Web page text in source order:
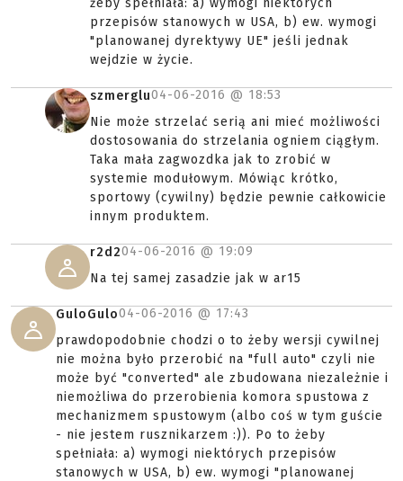
przepisów stanowych w USA, b) ew. wymogi
"planowanej dyrektywy UE" jeśli jednak
wejdzie w życie.
szmerglu04-06-2016 @ 18:53
Nie może strzelać serią ani mieć możliwości
dostosowania do strzelania ogniem ciągłym.
Taka mała zagwozdka jak to zrobić w
systemie modułowym. Mówiąc krótko,
sportowy (cywilny) będzie pewnie całkowicie
innym produktem.
r2d204-06-2016 @ 19:09
Na tej samej zasadzie jak w ar15
GuloGulo04-06-2016 @ 17:43
prawdopodobnie chodzi o to żeby wersji cywilnej
nie można było przerobić na "full auto" czyli nie
może być "converted" ale zbudowana niezależnie i
niemożliwa do przerobienia komora spustowa z
mechanizmem spustowym (albo coś w tym guście
- nie jestem rusznikarzem :)). Po to żeby
spełniała: a) wymogi niektórych przepisów
stanowych w USA, b) ew. wymogi "planowanej